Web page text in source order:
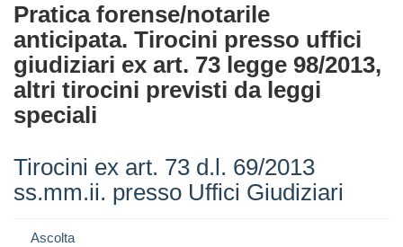
Pratica forense/notarile
anticipata. Tirocini presso uffici
giudiziari ex art. 73 legge 98/2013,
altri tirocini previsti da leggi
speciali
Tirocini ex art. 73 d.l. 69/2013
ss.mm.ii. presso Uffici Giudiziari
Ascolta